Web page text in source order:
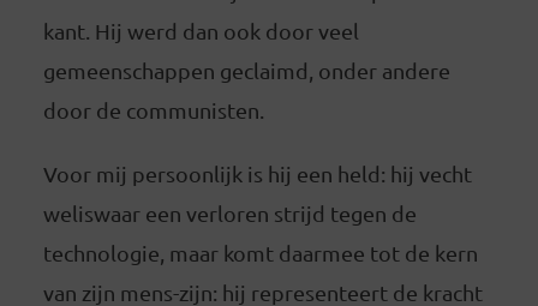
kant. Hij werd dan ook door veel
gemeenschappen geclaimd, onder andere
door de communisten.
Voor mij persoonlijk is hij een held: hij vecht
weliswaar een verloren strijd tegen de
technologie, maar komt daarmee tot de kern
van zijn mens-zijn: hij representeert de kracht